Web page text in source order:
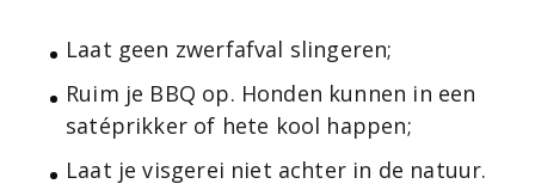
Laat geen zwerfafval slingeren;
Ruim je BBQ op. Honden kunnen in een
satéprikker of hete kool happen;
Laat je visgerei niet achter in de natuur.